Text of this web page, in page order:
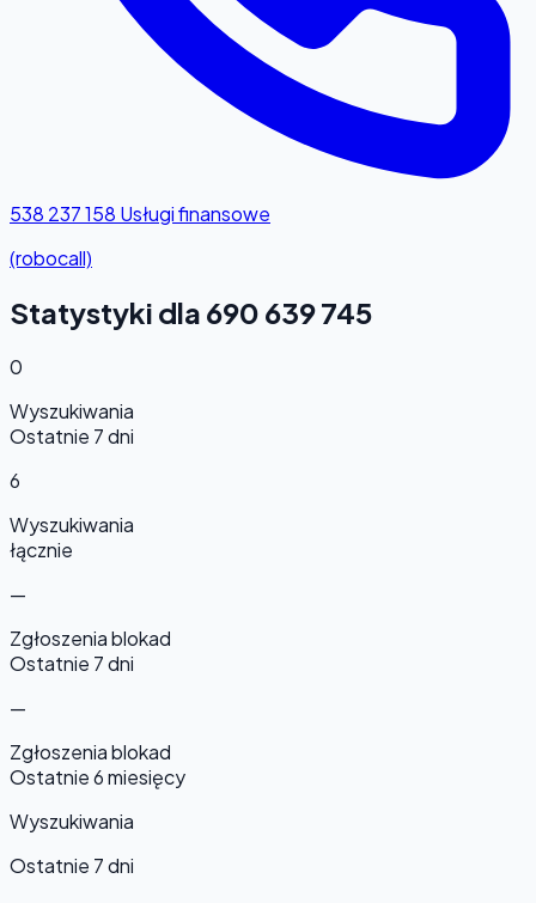
538 237 158 Usługi finansowe
(robocall)
Statystyki dla 690 639 745
0
Wyszukiwania
Ostatnie 7 dni
6
Wyszukiwania
łącznie
—
Zgłoszenia blokad
Ostatnie 7 dni
—
Zgłoszenia blokad
Ostatnie 6 miesięcy
Wyszukiwania
Ostatnie 7 dni